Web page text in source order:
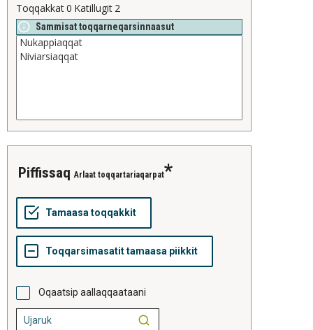
Toqqakkat0 Katillugit 2
Sammisat toqqarneqarsinnaasut
piffissaq Arlaat toqqartariaqarpat
Oqaatsip aallaqqaataani